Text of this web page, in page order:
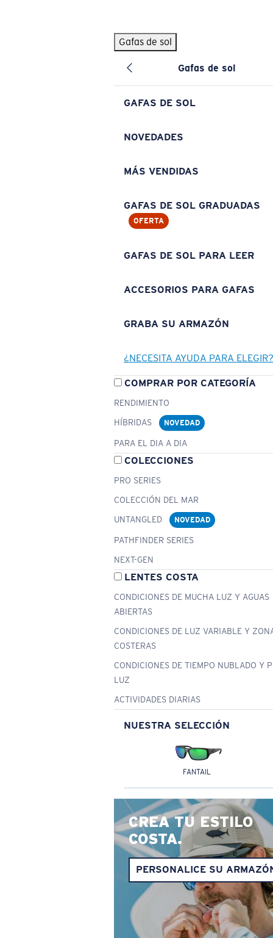
Gafas de sol
Gafas de sol
GAFAS DE SOL
NOVEDADES
MÁS VENDIDAS
GAFAS DE SOL GRADUADAS
OFERTA
GAFAS DE SOL PARA LEER
ACCESORIOS PARA GAFAS
GRABA SU ARMAZÓN
¿NECESITA AYUDA PARA ELEGIR?
COMPRAR POR CATEGORÍA
RENDIMIENTO
HÍBRIDAS
NOVEDAD
PARA EL DIA A DIA
COLECCIONES
PRO SERIES
COLECCIÓN DEL MAR
UNTANGLED
NOVEDAD
PATHFINDER SERIES
NEXT-GEN
LENTES COSTA
CONDICIONES DE MUCHA LUZ Y AGUAS
ABIERTAS
CONDICIONES DE LUZ VARIABLE Y
COSTERAS
CONDICIONES DE TIEMPO NUBLADO Y
LUZ
ACTIVIDADES DIARIAS
NUESTRA SELECCIÓN
FANTAIL
CREA TU ESTILO
COSTA.
PERSONALICE SU
BÚSQUEDAS POPULARES
Pilothouse PRO Limited Edition Pack Exclusivo
Gafas de sol personalizadas
Los más vendidos de gafas de sol